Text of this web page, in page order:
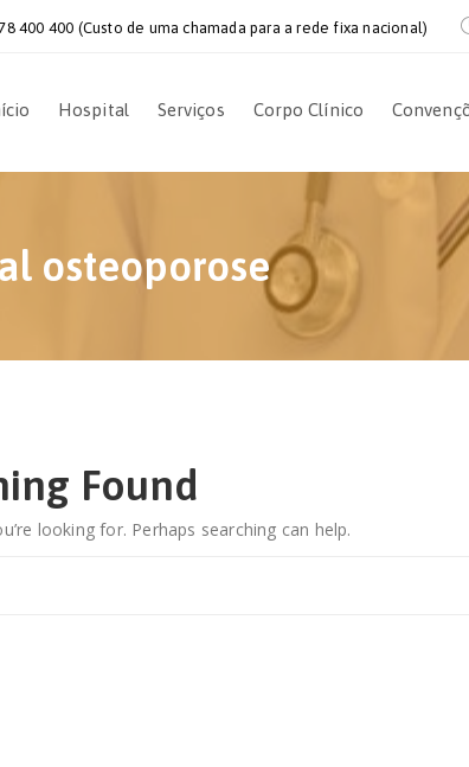
400 400 (Custo de uma chamada para a rede fixa nacional)
Hospital Serviços Corpo Clínico
osteoporose
Found
looking for. Perhaps searching can help.